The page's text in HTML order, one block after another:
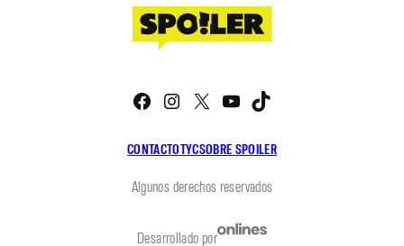
CONTACTOTYCSOBRE SPOILER
Facebook
Instagram
X YouTube
Algunos derechos reservados
Desarrollado por